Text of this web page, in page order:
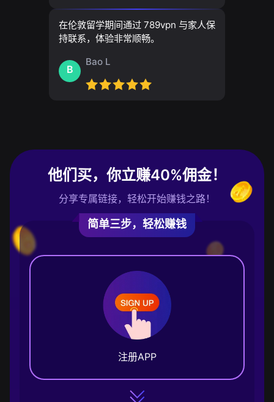
在伦敦留学期间通过 789vpn 与家人保
持联系，体验非常顺畅。
B
Bao L
他们买，你立赚40%佣金！
分享专属链接，轻松开始赚钱之路！
简单三步，轻松赚钱
注册APP